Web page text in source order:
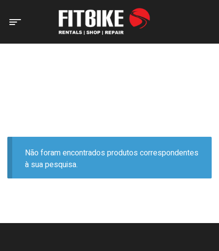
Home Page Produtos etiquetados com “MONO”
Não foram encontrados produtos correspondentes
à sua pesquisa.